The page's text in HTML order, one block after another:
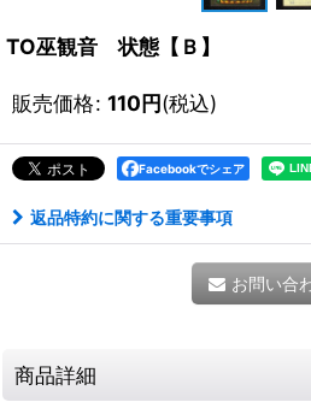
TO巫観音 状態【Ｂ】
販売価格: 110円(税込)
Facebookでシェア
返品特約に関する重要事項
お問い合
商品詳細